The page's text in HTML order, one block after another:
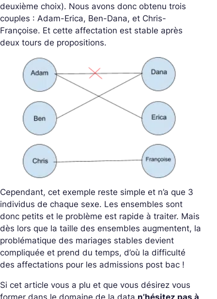
deuxième choix). Nous avons donc obtenu trois
couples : Adam-Erica, Ben-Dana, et Chris-
Françoise. Et cette affectation est stable après
deux tours de propositions.
Cependant, cet exemple reste simple et n’a que 3
individus de chaque sexe. Les ensembles sont
donc petits et le problème est rapide à traiter. Mais
dès lors que la taille des ensembles augmentent, la
problématique des mariages stables devient
compliquée et prend du temps, d’où la difficulté
des affectations pour les admissions post bac !
Si cet article vous a plu et que vous désirez vous
former dans le domaine de la data n’hésitez pas à